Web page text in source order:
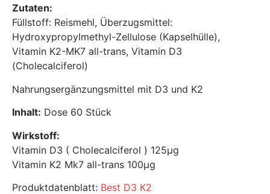
Zutaten:
Füllstoff: Reismehl, Überzugsmittel:
Hydroxypropylmethyl-Zellulose (Kapselhülle),
Vitamin K2-MK7 all-trans, Vitamin D3
(Cholecalciferol)
Nahrungsergänzungsmittel mit D3 und K2
Inhalt: Dose 60 Stück
Wirkstoff:
Vitamin D3 ( Cholecalciferol ) 125μg
Vitamin K2 Mk7 all-trans 100μg
Produktdatenblatt: Best D3 K2